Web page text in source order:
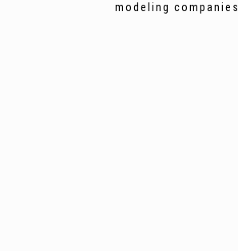
modeling companies.